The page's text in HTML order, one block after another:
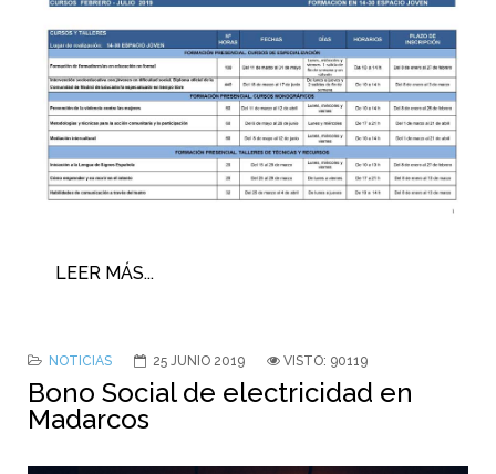
LEER MÁS...
NOTICIAS 25 JUNIO 2019 VISTO: 90119
Bono Social de electricidad en
Madarcos